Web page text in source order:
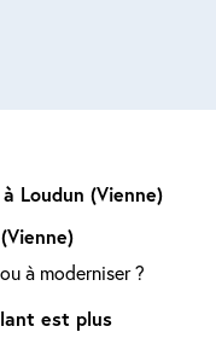
Loudun (Vienne)
à moderniser ?
est plus